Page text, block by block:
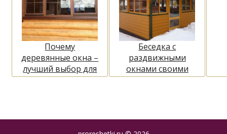
Почему
деревянные окна –
лучший выбор для
бани
Беседка с
раздвижными
окнами своими
руками